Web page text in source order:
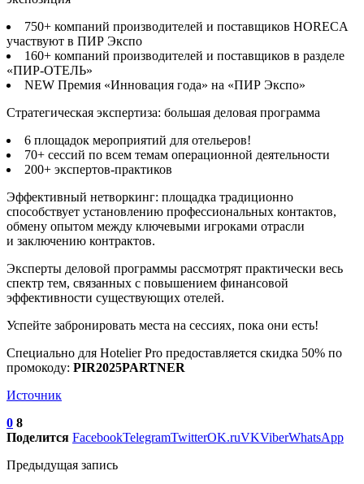
750+ компаний производителей и поставщиков HORECA
участвуют в ПИР Экспо
160+ компаний производителей и поставщиков в разделе
«ПИР-ОТЕЛЬ»
NEW Премия «Инновация года» на «ПИР Экспо»
Стратегическая экспертиза: большая деловая программа
6 площадок мероприятий для отельеров!
70+ сессий по всем темам операционной деятельности
200+ экспертов-практиков
Эффективный нетворкинг: площадка традиционно
способствует установлению профессиональных контактов,
обмену опытом между ключевыми игроками отрасли
и заключению контрактов.
Эксперты деловой программы рассмотрят практически весь
спектр тем, связанных с повышением финансовой
эффективности существующих отелей.
Успейте забронировать места на сессиях, пока они есть!
Специально для Hotelier Pro предоставляется скидка 50% по
промокоду: PIR2025PARTNER
Источник
0 8
Поделится FacebookTelegramTwitterOK.ruVKViberWhatsApp
Предыдущая запись